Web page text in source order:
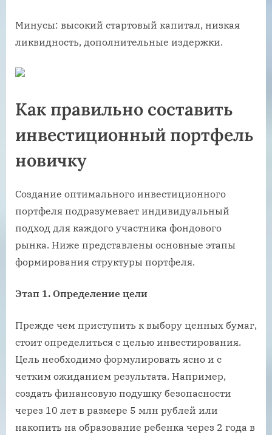
Минусы: высокий стартовый капитал, низкая
ликвидность, дополнительные издержки.
Как правильно составить
инвестиционный портфель
новичку
Создание оптимального инвестиционного
портфеля подразумевает индивидуальный
подход для каждого участника фондового
рынка. Ниже представлены основные этапы
формирования структуры портфеля.
Этап 1. Определение цели
Прежде чем приступить к выбору ценных бумаг,
стоит определиться с целью инвестирования.
Цель необходимо формулировать ясно и с
четким ожиданием результата. Например,
создать финансовую подушку безопасности
через 10 лет в размере 5 млн рублей или
накопить на образование ребенка через 2 года в